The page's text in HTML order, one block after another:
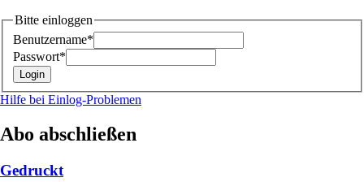
Bitte einloggen
Benutzername*
Passwort*
Hilfe bei Einlog-Problemen
Abo abschließen
Gedruckt